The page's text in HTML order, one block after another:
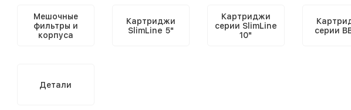
Мешочные
фильтры и
корпуса
Картриджи
SlimLine 5"
Картриджи
серии SlimLine
10"
серии
Детали